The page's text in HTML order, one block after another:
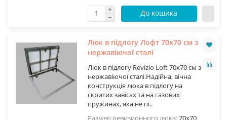
До кошика
Люк в підлогу Лофт 70х70 см з
нержавіючої сталі
Люк в підлогу Revizio Loft 70х70 см з
нержавіючої сталі.Надійна, вічна
конструкція люка в підлогу на
скритих завісах та на газових
пружинах, яка не пі..
Размер ревизионного люка:70х70